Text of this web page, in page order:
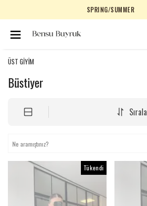
SPRING/SUMMER
ÜST GİYİM
Büstiyer
Sırala
Tükendi